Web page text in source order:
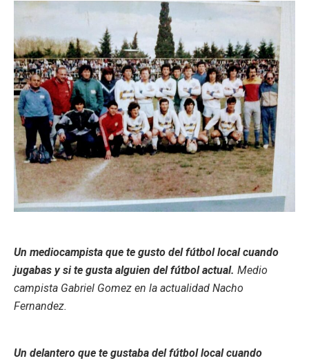
Un mediocampista que te gusto del fútbol local cuando
jugabas y si te gusta alguien del fútbol actual. Medio
campista Gabriel Gomez en la actualidad Nacho
Fernandez.
Un delantero que te gustaba del fútbol local cuando